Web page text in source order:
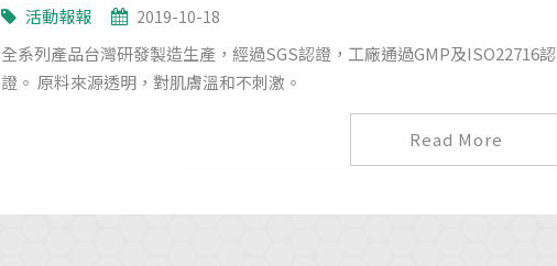
活動報報 2019-10-18
全系列產品台灣研發製造生產，經過SGS認證，工廠通過GMP及ISO22716認
證。 原料來源透明，對肌膚溫和不刺激。
Read More